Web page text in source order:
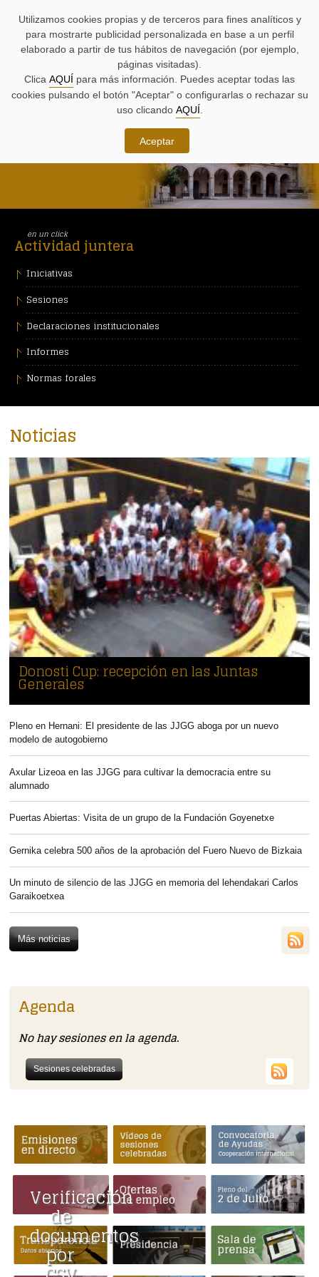
NAVEGACIÓN:
contenido.
parlamentaria.
parlamentarias.
MENÚS
PRINCIPAL
HERNANI
Sesión Plenaria ordinaria,
solemne e itinerante,
en un click
Actividad juntera
Iniciativas
Sesiones
Declaraciones institucionales
Informes
Normas forales
Noticias
Donosti Cup: recepción en las Juntas
Generales
Pleno en Hernani: El presidente de las JJGG aboga por un nuevo
modelo de autogobierno
Axular Lizeoa en las JJGG para cultivar la democracia entre su
alumnado
Puertas Abiertas: Visita de un grupo de la Fundación Goyenetxe
Gernika celebra 500 años de la aprobación del Fuero Nuevo de Bizkaia
Un minuto de silencio de las JJGG en memoria del lehendakari Carlos
Garaikoetxea
Más noticias
Agenda
No hay sesiones en la agenda.
Sesiones celebradas
Verificación
de
documentos
por
Utilizamos cookies propias y de terceros para fines analíticos y
para mostrarte publicidad personalizada en base a un perfil
elaborado a partir de tus hábitos de navegación (por ejemplo,
páginas visitadas).
Clica AQUÍ para más información. Puedes aceptar todas las
cookies pulsando el botón "Aceptar" o configurarlas o rechazar su
uso clicando AQUÍ
Aceptar